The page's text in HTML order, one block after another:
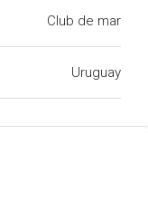
Club de mar
Uruguay